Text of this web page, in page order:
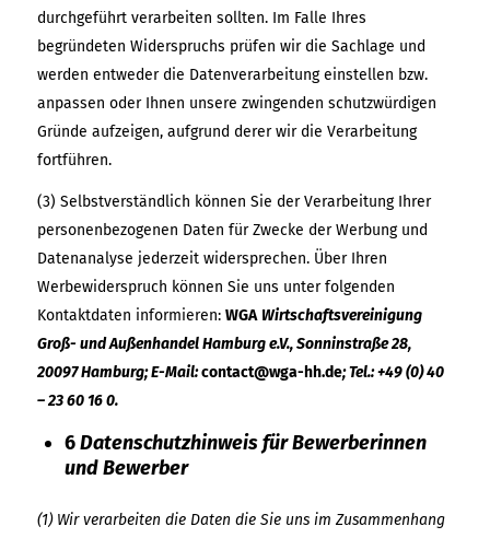
durchgeführt verarbeiten sollten. Im Falle Ihres
begründeten Widerspruchs prüfen wir die Sachlage und
werden entweder die Datenverarbeitung einstellen bzw.
anpassen oder Ihnen unsere zwingenden schutzwürdigen
Gründe aufzeigen, aufgrund derer wir die Verarbeitung
fortführen.
(3) Selbstverständlich können Sie der Verarbeitung Ihrer
personenbezogenen Daten für Zwecke der Werbung und
Datenanalyse jederzeit widersprechen. Über Ihren
Werbewiderspruch können Sie uns unter folgenden
Kontaktdaten informieren: WGA Wirtschaftsvereinigung
Groß- und Außenhandel Hamburg e.V., Sonninstraße 28,
20097 Hamburg; E-Mail:contact@wga-hh.de; Tel.: +49 (0) 40
– 23 60 16 0.
6Datenschutzhinweis für Bewerberinnen
und Bewerber
(1) Wir verarbeiten die Daten die Sie uns im Zusammenhang